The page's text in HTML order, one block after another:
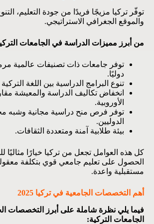
توفّر تركيا مزيجًا فريدًا من جودة التعليم،
والموقع الجغرافي الاستراتيجي.
من أبرز مميزات الدراسة في الجامعات
توفر جامعات ذات تصنيفات عالمية
دوليًا.
تنوع البرامج الدراسية بين اللغة التركية
انخفاض تكاليف الدراسة والمعيشة
الأوروبية.
توفر فرص منح دراسية مجانية وشبه
الدوليين.
بيئة طلابية آمنة ومتعددة الثقافات.
كل هذه العوامل تجعل من تركيا خيارًا مثاليًا
الحصول على تعليم جامعي قوي بتكلفة
مستقبلية واعدة.
أهم التخصصات الجامعية في تركيا 2025
فيما يلي نظرة شاملة على أبرز التخصصات
الجامعات التركية: